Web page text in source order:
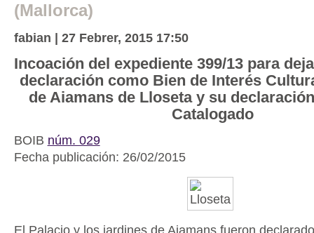
(Mallorca)
fabian | 27 Febrer, 2015 17:50
Incoación del expediente 399/13 para
declaración como Bien de Interés
de Aiamans de Lloseta y su
Catalogado
BOIB núm. 029
Fecha publicación: 26/02/2015
El Palacio y los jardines de Aiamans fueron